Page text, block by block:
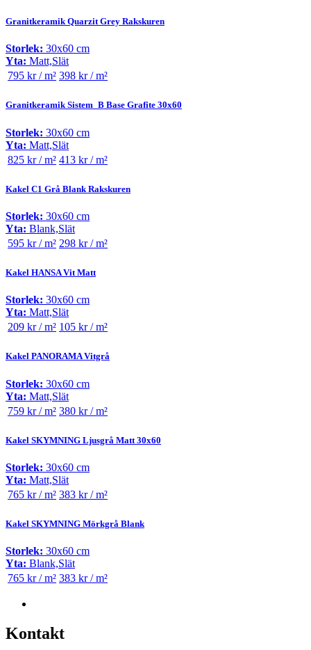
Granitkeramik Quarzit Grey Rakskuren
Storlek: 30x60 cm
Yta: Matt,Slät
795 kr / m² 398 kr / m²
Granitkeramik Sistem_B Base Grafite 30x60
Storlek: 30x60 cm
Yta: Matt,Slät
825 kr / m² 413 kr / m²
Kakel C1 Grå Blank Rakskuren
Storlek: 30x60 cm
Yta: Blank,Slät
595 kr / m² 298 kr / m²
Kakel HANSA Vit Matt
Storlek: 30x60 cm
Yta: Matt,Slät
209 kr / m² 105 kr / m²
Kakel PANORAMA Vitgrå
Storlek: 30x60 cm
Yta: Matt,Slät
759 kr / m² 380 kr / m²
Kakel SKYMNING Ljusgrå Matt 30x60
Storlek: 30x60 cm
Yta: Matt,Slät
765 kr / m² 383 kr / m²
Kakel SKYMNING Mörkgrå Blank
Storlek: 30x60 cm
Yta: Blank,Slät
765 kr / m² 383 kr / m²
Kontakt